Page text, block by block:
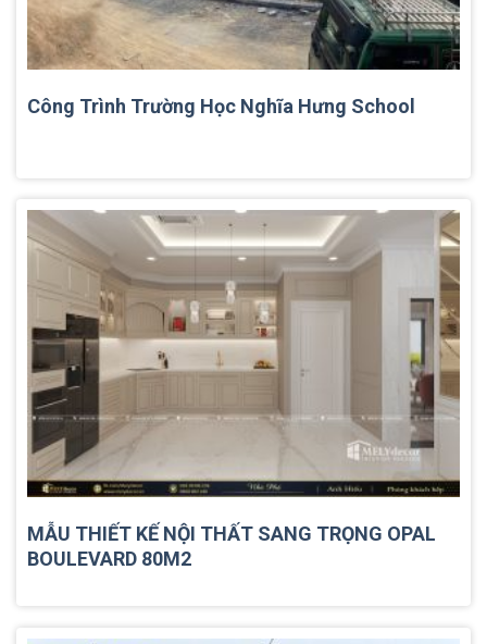
Công Trình Trường Học Nghĩa Hưng School
MẪU THIẾT KẾ NỘI THẤT SANG TRỌNG OPAL
BOULEVARD 80M2